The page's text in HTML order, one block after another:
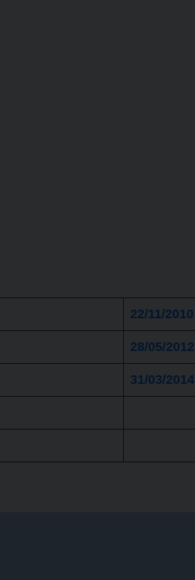
22/11/2010
28/05/2012
31/03/2014